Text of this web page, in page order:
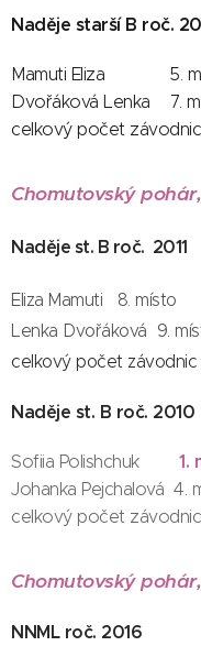
Naděje starší B
Mamuti Eliza 5.
Dvořáková Lenka 7.
celkový počet
Chomutovský
Naděje st. B roč. 2011
Eliza Mamuti 8. místo
Lenka Dvořáková 9.
celkový počet závodnic
Naděje st. B roč. 2010
Sofiia Polishchuk 1.
Johanka Pejchalová 4.
celkový počet
Chomutovský
NNML roč. 2016